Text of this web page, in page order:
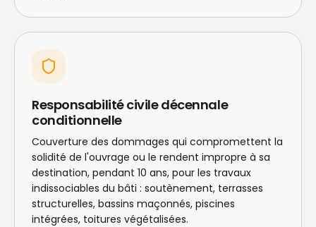
Responsabilité civile décennale
conditionnelle
Couverture des dommages qui compromettent la
solidité de l'ouvrage ou le rendent impropre à sa
destination, pendant 10 ans, pour les travaux
indissociables du bâti : soutènement, terrasses
structurelles, bassins maçonnés, piscines
intégrées, toitures végétalisées.